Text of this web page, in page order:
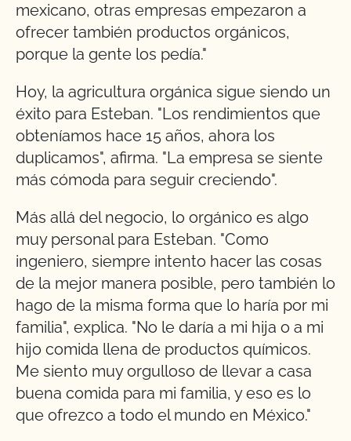
mexicano, otras empresas empezaron a
ofrecer también productos orgánicos,
porque la gente los pedía."
Hoy, la agricultura orgánica sigue siendo un
éxito para Esteban. "Los rendimientos que
obteníamos hace 15 años, ahora los
duplicamos", afirma. "La empresa se siente
más cómoda para seguir creciendo".
Más allá del negocio, lo orgánico es algo
muy personal para Esteban. "Como
ingeniero, siempre intento hacer las cosas
de la mejor manera posible, pero también lo
hago de la misma forma que lo haría por mi
familia", explica. "No le daría a mi hija o a mi
hijo comida llena de productos químicos.
Me siento muy orgulloso de llevar a casa
buena comida para mi familia, y eso es lo
que ofrezco a todo el mundo en México."